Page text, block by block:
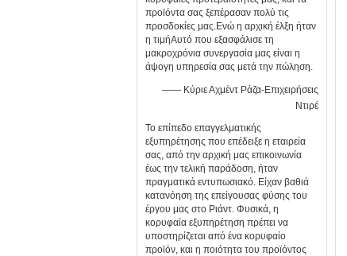
προϊόντα σας ξεπέρασαν πολύ τις
προσδοκίες μας.Ενώ η αρχική έλξη ήταν
η τιμήΑυτό που εξασφάλισε τη
μακροχρόνια συνεργασία μας είναι η
άψογη υπηρεσία σας μετά την πώληση.
—— Κύριε Αχμέντ Ράζα-Επιχειρήσεις
Ντιρέ
Το επίπεδο επαγγελματικής
εξυπηρέτησης που επέδειξε η εταιρεία
σας, από την αρχική μας επικοινωνία
έως την τελική παράδοση, ήταν
πραγματικά εντυπωσιακό. Είχαν βαθιά
κατανόηση της επείγουσας φύσης του
έργου μας στο Ριάντ. Φυσικά, η
κορυφαία εξυπηρέτηση πρέπει να
υποστηρίζεται από ένα κορυφαίο
προϊόν, και η ποιότητα του προϊόντος